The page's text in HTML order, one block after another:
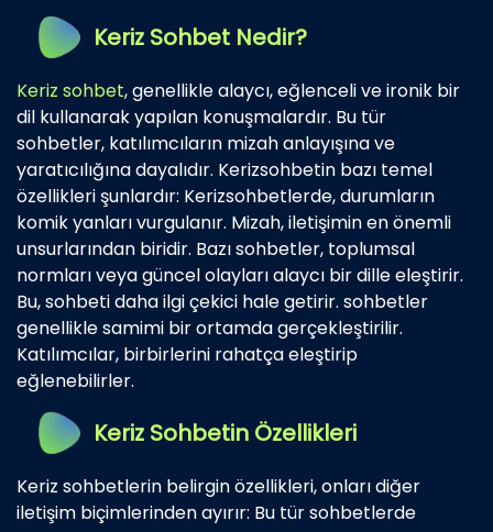
Keriz Sohbet Nedir?
Keriz sohbet, genellikle alaycı, eğlenceli ve ironik bir
dil kullanarak yapılan konuşmalardır. Bu tür
sohbetler, katılımcıların mizah anlayışına ve
yaratıcılığına dayalıdır. Kerizsohbetin bazı temel
özellikleri şunlardır: Kerizsohbetlerde, durumların
komik yanları vurgulanır. Mizah, iletişimin en önemli
unsurlarından biridir. Bazı sohbetler, toplumsal
normları veya güncel olayları alaycı bir dille eleştirir.
Bu, sohbeti daha ilgi çekici hale getirir. sohbetler
genellikle samimi bir ortamda gerçekleştirilir.
Katılımcılar, birbirlerini rahatça eleştirip
eğlenebilirler.
Keriz Sohbetin Özellikleri
Keriz sohbetlerin belirgin özellikleri, onları diğer
iletişim biçimlerinden ayırır: Bu tür sohbetlerde